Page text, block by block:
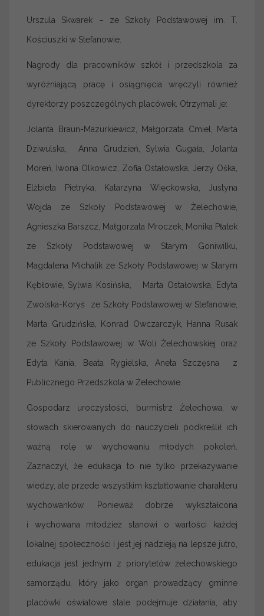
Urszula Skwarek – ze Szkoły Podstawowej im. T.
Kościuszki w Stefanowie.
Nagrody dla pracowników szkół i przedszkola za
wyróżniającą pracę i osiągnięcia wręczyli również
dyrektorzy poszczególnych placówek. Otrzymali je:
Jolanta Braun-Mazurkiewicz, Małgorzata Cmiel, Marta
Dziwulska, Anna Grudzień, Sylwia Gugała, Jolanta
Moreń, Iwona Olkowicz, Zofia Ostałowska, Jerzy Ośka,
Elżbieta Pietryka, Katarzyna Więckowska, Justyna
Wojda ze Szkoły Podstawowej w Żelechowie,
Agnieszka Barszcz, Małgorzata Mroczek, Monika Płatek
ze Szkoły Podstawowej w Starym Goniwilku,
Magdalena Michalik ze Szkoły Podstawowej w Starym
Kębłowie, Sylwia Kosińska, Marta Ostałowska, Edyta
Zwolska-Koryś ze Szkoły Podstawowej w Stefanowie,
Marta Grudzińska, Konrad Owczarczyk, Hanna Rusak
ze Szkoły Podstawowej w Woli Żelechowskiej oraz
Edyta Kania, Beata Rygielska, Aneta Szczęsna z
Publicznego Przedszkola w Żelechowie.
Gospodarz uroczystości, burmistrz Żelechowa, w
słowach skierowanych do nauczycieli podkreślił ich
ważną rolę w wychowaniu młodych pokoleń.
Zaznaczył, że edukacja to nie tylko przekazywanie
wiedzy, ale przede wszystkim kształtowanie charakteru
wychowanków. Ponieważ dobrze wykształcona
i wychowana młodzież stanowi o wartości każdej
lokalnej społeczności i jest jej nadzieją na lepsze jutro,
edukacja jest jednym z priorytetów żelechowskiego
samorządu, który jako organ prowadzący gminne
placówki oświatowe stale podejmuje działania, aby